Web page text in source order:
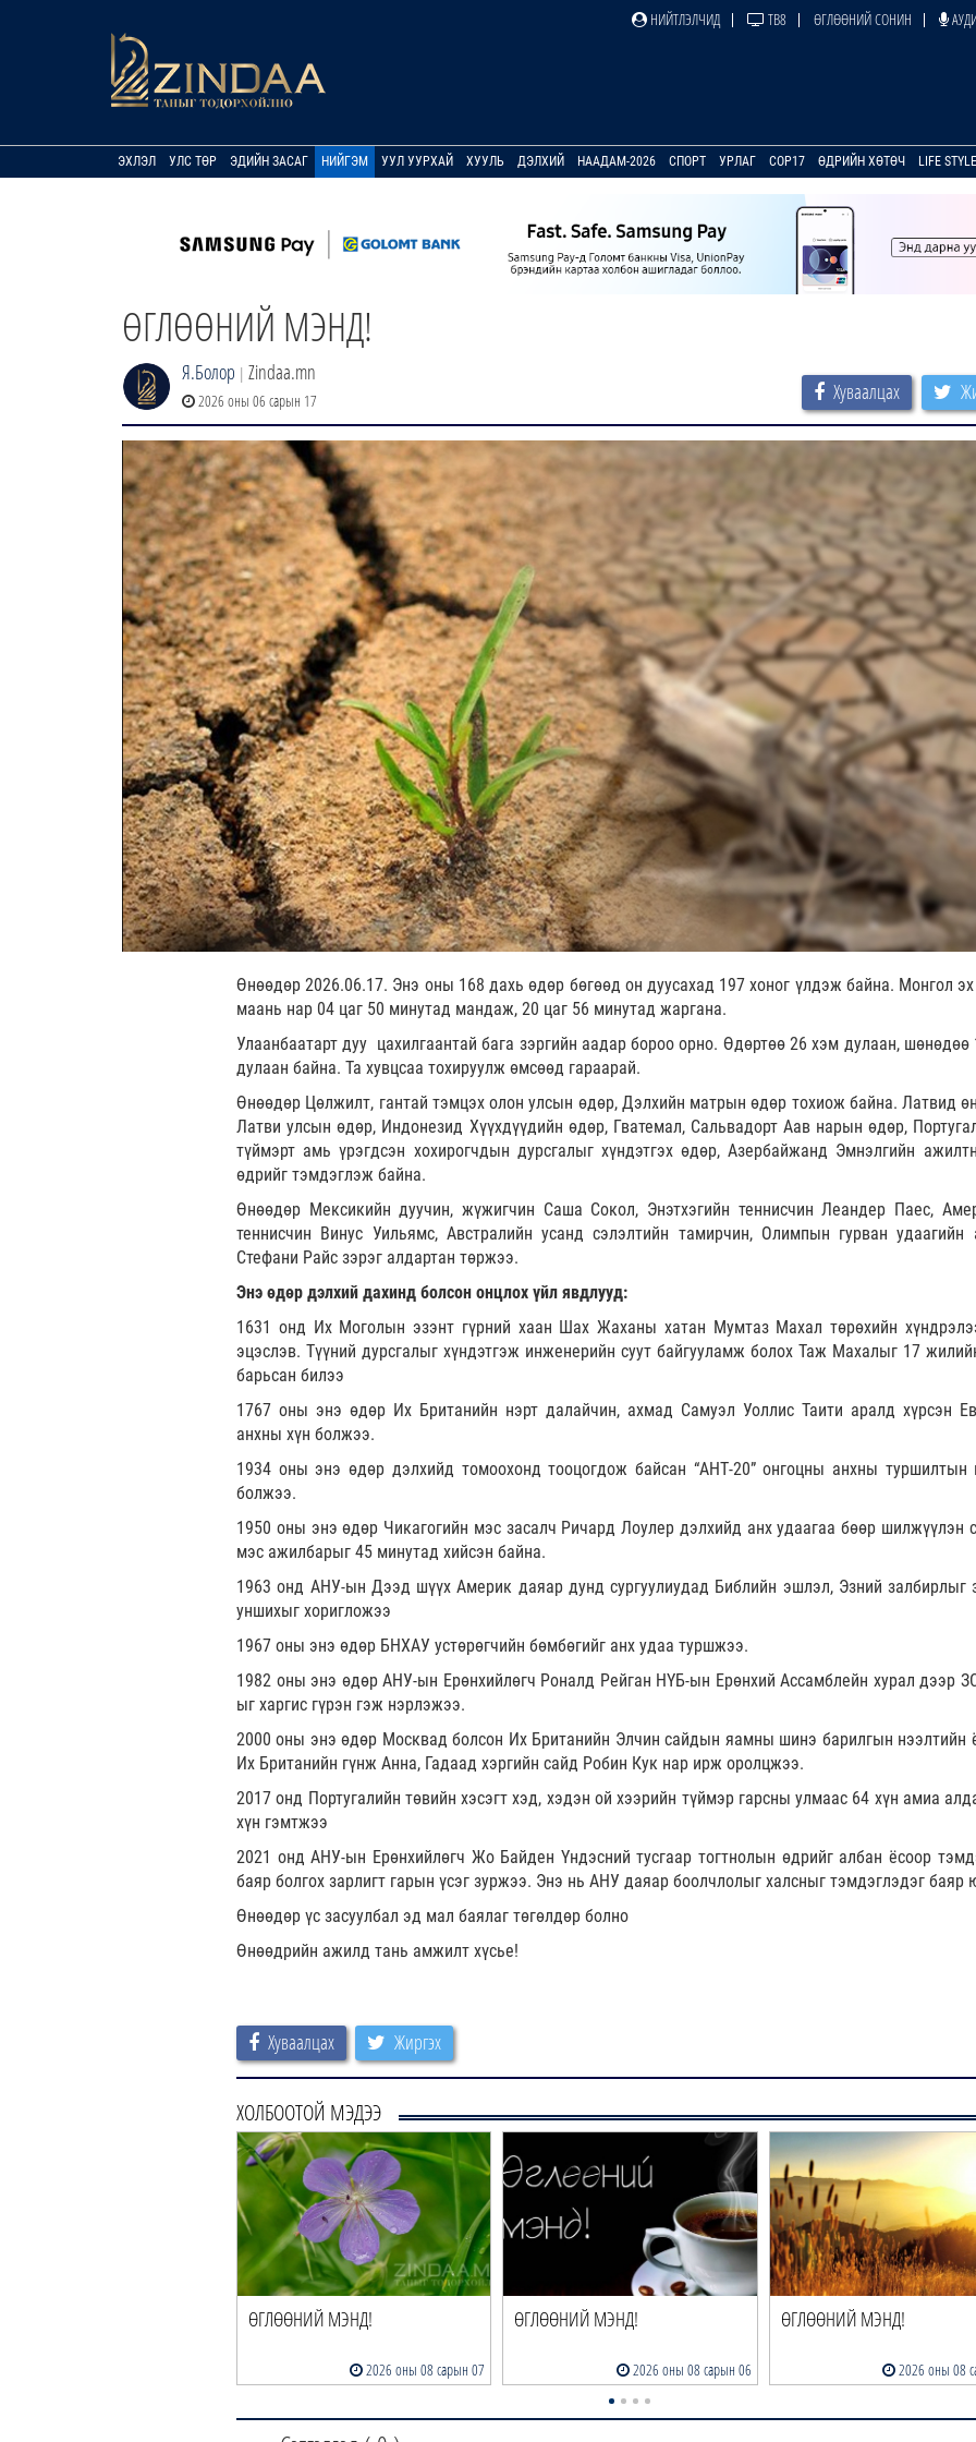
НИЙТЛЭЛЧИД ТВ8 ӨГЛӨӨНИЙ СОНИН
ЭХЛЭЛ УЛС ТӨР ЭДИЙН ЗАСАГ НИЙГЭМ УУЛ УУРХАЙ ХУУЛЬ ДЭЛХИЙ НААДАМ-2026 СПОРТ УРЛАГ COP17 ӨДРИЙН ХӨТӨЧ LIFE STYLE
ӨГЛӨӨНИЙ МЭНД!
Я.Болор | Zindaa.mn
2026 оны 06 сарын 17 Хуваалцах
Өнөөдөр 2026.06.17. Энэ оны 168 дахь өдөр бөгөөд он дуусахад 197 хоног үлдэж байна. Монгол
маань нар 04 цаг 50 минутад мандаж, 20 цаг 56 минутад жаргана.
Улаанбаатарт дуу цахилгаантай бага зэргийн аадар бороо орно. Өдөртөө 26 хэм дулаан, шөнөдөө
дулаан байна. Та хувцсаа тохируулж өмсөөд гараарай.
Өнөөдөр Цөлжилт, гантай тэмцэх олон улсын өдөр, Дэлхийн матрын өдөр тохиож байна. Латвид
Латви улсын өдөр, Индонезид Хүүхдүүдийн өдөр, Гватемал, Сальвадорт Аав нарын өдөр,
түймэрт амь үрэгдсэн хохирогчдын дурсгалыг хүндэтгэх өдөр, Азербайжанд Эмнэлгийн
өдрийг тэмдэглэж байна.
Өнөөдөр Мексикийн дуучин, жүжигчин Саша Сокол, Энэтхэгийн теннисчин Леандер Паес,
теннисчин Винус Уильямс, Австралийн усанд сэлэлтийн тамирчин, Олимпын гурван удаагийн
Стефани Райс зэрэг алдартан төржээ.
Энэ өдөр дэлхий дахинд болсон онцлох үйл явдлууд:
1631 онд Их Моголын эзэнт гүрний хаан Шах Жаханы хатан Мумтаз Махал төрөхийн
эцэслэв. Түүний дурсгалыг хүндэтгэж инженерийн суут байгууламж болох Таж Махалыг 17
барьсан билээ
1767 оны энэ өдөр Их Британийн нэрт далайчин, ахмад Самуэл Уоллис Таити аралд хүрсэн
анхны хүн болжээ.
1934 оны энэ өдөр дэлхийд томоохонд тооцогдож байсан “АНТ-20” онгоцны анхны туршилтын
болжээ.
1950 оны энэ өдөр Чикагогийн мэс засалч Ричард Лоулер дэлхийд анх удаагаа бөөр шилжүүлэн
мэс ажилбарыг 45 минутад хийсэн байна.
1963 онд АНУ-ын Дээд шүүх Америк даяар дунд сургуулиудад Библийн эшлэл, Эзний залбирлыг
уншихыг хоригложээ
1967 оны энэ өдөр БНХАУ устөрөгчийн бөмбөгийг анх удаа туршжээ.
1982 оны энэ өдөр АНУ-ын Ерөнхийлөгч Роналд Рейган НҮБ-ын Ерөнхий Ассамблейн хурал дээр
ыг харгис гүрэн гэж нэрлэжээ.
2000 оны энэ өдөр Москвад болсон Их Британийн Элчин сайдын яамны шинэ барилгын нээлтийн
Их Британийн гүнж Анна, Гадаад хэргийн сайд Робин Кук нар ирж оролцжээ.
2017 онд Португалийн төвийн хэсэгт хэд, хэдэн ой хээрийн түймэр гарсны улмаас 64 хүн амиа
хүн гэмтжээ
2021 онд АНУ-ын Ерөнхийлөгч Жо Байден Үндэсний тусгаар тогтнолын өдрийг албан ёсоор
баяр болгох зарлигт гарын үсэг зуржээ. Энэ нь АНУ даяар боолчлолыг халсныг тэмдэглэдэг баяр
Өнөөдөр үс засуулбал эд мал баялаг төгөлдөр болно
Өнөөдрийн ажилд тань амжилт хүсье!
Хуваалцах Жиргэх
ХОЛБООТОЙ МЭДЭЭ
ӨГЛӨӨНИЙ МЭНД!
2026 оны 08 сарын 07
ӨГЛӨӨНИЙ МЭНД!
2026 оны 08 сарын 06
ӨГЛӨӨНИЙ МЭНД!
2026 оны 08